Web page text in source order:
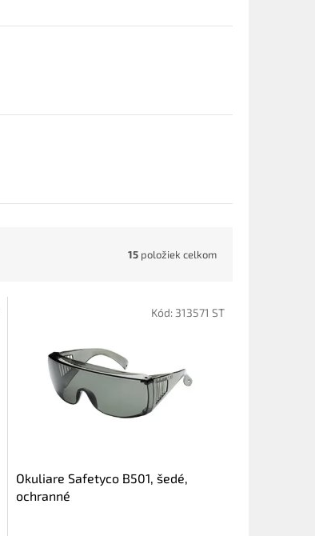
15 položiek celkom
Okuliare Safetyco B501, šedé,
ochranné
Kód:313571 ST